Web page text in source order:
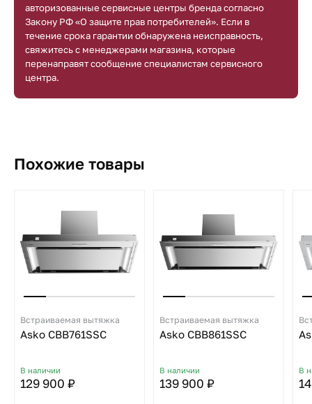
авторизованные сервисные центры бренда согласно
Закону РФ «О защите прав потребителей». Если в
течение срока гарантии обнаружена неисправность,
свяжитесь с менеджерами магазина, которые
перенаправят сообщение специалистам сервисного
центра.
Похожие товары
Встраиваемая вытяжка
Asko CBB761SSC
В наличии
129 900 ₽
Встраиваемая вытяжка
Asko CBB861SSC
В наличии
139 900 ₽
В